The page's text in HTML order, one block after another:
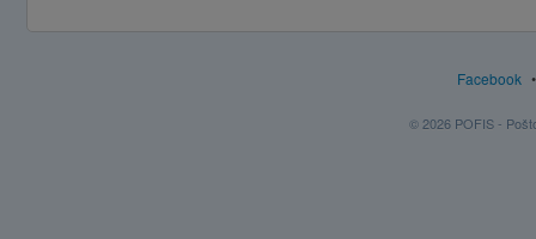
Facebook
© 2026 POFIS -